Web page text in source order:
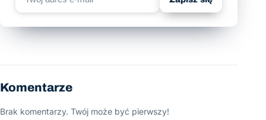
Komentarze
Brak komentarzy. Twój może być pierwszy!